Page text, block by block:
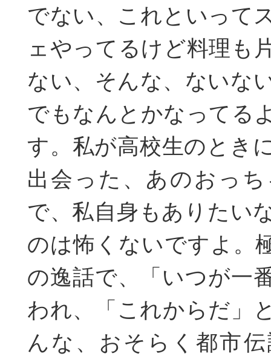
でない、これといって
ェやってるけど料理も
ない、そんな、ないな
でもなんとかなってる
す。私が高校生のとき
出会った、あのおっ
で、私自身もありたい
のは怖くないですよ。
の逸話で、「いつが一
われ、「これからだ」
んな、おそらく都市